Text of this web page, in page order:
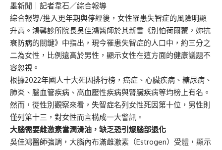
墨新聞 ｜記者韋石／綜合報導
綜合報導/進入更年期與停經後，女性罹患失智症的風險明顯
升高。鴻馨診所院長吳佳鴻醫師於其新書 《別怕荷爾蒙，妳抗
衰防病的關鍵》 中指出，現今罹患失智症的人口中，約三分之
二為女性，比例遠高於男性，顯示女性在這方面的健康議題不
容忽視。
根據2022年國人十大死因排行榜，癌症、心臟疾病、糖尿病、
肺炎、腦血管疾病、高血壓性疾病與腎臟疾病等均榜上有名。
然而，從性別觀察來看，失智症名列女性死因第十位，男性則
僅列第十三，對女性而言構成一大警訊。
大腦需要雌激素當潤滑油，缺乏恐引爆腦部退化
吳佳鴻醫師強調，大腦內布滿雌激素（Estrogen）受體，顯示